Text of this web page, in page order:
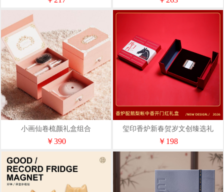
小画仙卷梳颜礼盒组合
￥390
玺印香炉新春贺岁文创臻选礼
￥198